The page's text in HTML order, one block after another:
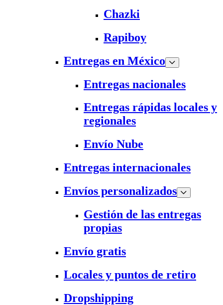
Chazki
Rapiboy
Entregas en México
Entregas nacionales
Entregas rápidas locales y
regionales
Envío Nube
Entregas internacionales
Envíos personalizados
Gestión de las entregas
propias
Envío gratis
Locales y puntos de retiro
Dropshipping